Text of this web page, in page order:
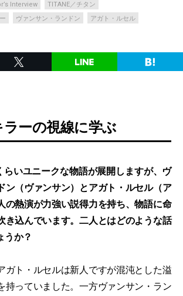
Interview
TITANE／チタン
ヴァンサン・ランドン
アガト・ルセル
ーの視線に学ぶ
らいユニークな物語が展開しますが、ヴ
ン（ヴァンサン）とアガト・ルセル（ア
の熱演が力強い説得力を持ち、物語に命
き込んでいます。二人とはどのような話
うか？
ガト・ルセルは新人ですが混沌とした溢
持っていました。一方ヴァンサン・ラン